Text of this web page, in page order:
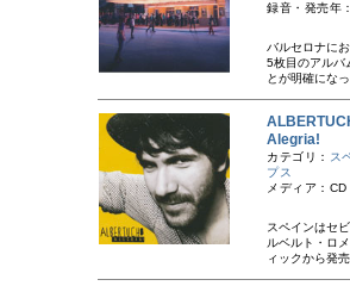
録音・発売年
バルセロナに
5枚目のアルバ
とが明確にな
Alegria!
カテゴリ： ス
プス
メディア：CD
スペインはセ
ルベルト・ロ
ィックから発